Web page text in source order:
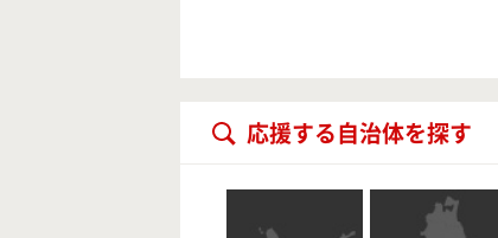
応援する自治体を探す